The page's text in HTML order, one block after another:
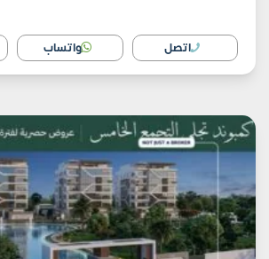
اتصل واتساب